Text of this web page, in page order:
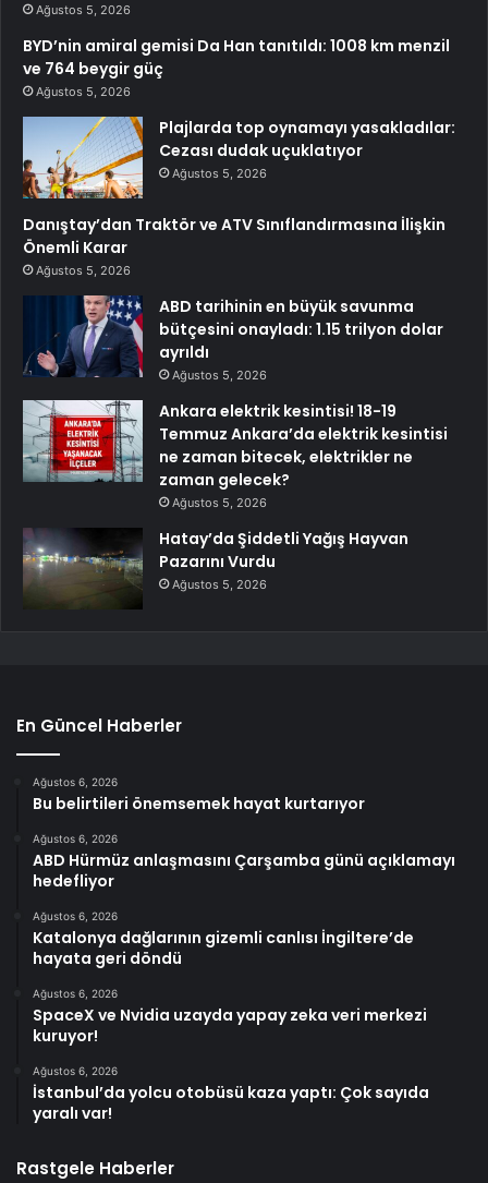
Ağustos 5, 2026
BYD’nin amiral gemisi Da Han tanıtıldı: 1008 km menzil
ve 764 beygir güç
Ağustos 5, 2026
Plajlarda top oynamayı yasakladılar:
Cezası dudak uçuklatıyor
Ağustos 5, 2026
Danıştay’dan Traktör ve ATV Sınıflandırmasına İlişkin
Önemli Karar
Ağustos 5, 2026
ABD tarihinin en büyük savunma
bütçesini onayladı: 1.15 trilyon dolar
ayrıldı
Ağustos 5, 2026
Ankara elektrik kesintisi! 18-19
Temmuz Ankara’da elektrik kesintisi
ne zaman bitecek, elektrikler ne
zaman gelecek?
Ağustos 5, 2026
Hatay’da Şiddetli Yağış Hayvan
Pazarını Vurdu
Ağustos 5, 2026
En Güncel Haberler
Ağustos 6, 2026
Bu belirtileri önemsemek hayat kurtarıyor
Ağustos 6, 2026
ABD Hürmüz anlaşmasını Çarşamba günü açıklamayı
hedefliyor
Ağustos 6, 2026
Katalonya dağlarının gizemli canlısı İngiltere’de
hayata geri döndü
Ağustos 6, 2026
SpaceX ve Nvidia uzayda yapay zeka veri merkezi
kuruyor!
Ağustos 6, 2026
İstanbul’da yolcu otobüsü kaza yaptı: Çok sayıda
yaralı var!
Rastgele Haberler